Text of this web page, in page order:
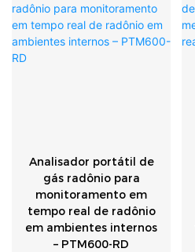
Analisador portátil de
gás radônio para
monitoramento em
tempo real de radônio
em ambientes internos
– PTM600-RD